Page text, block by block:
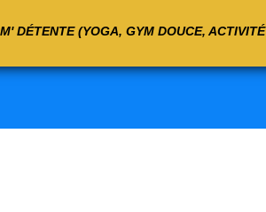
(YOGA, GYM DOUCE,